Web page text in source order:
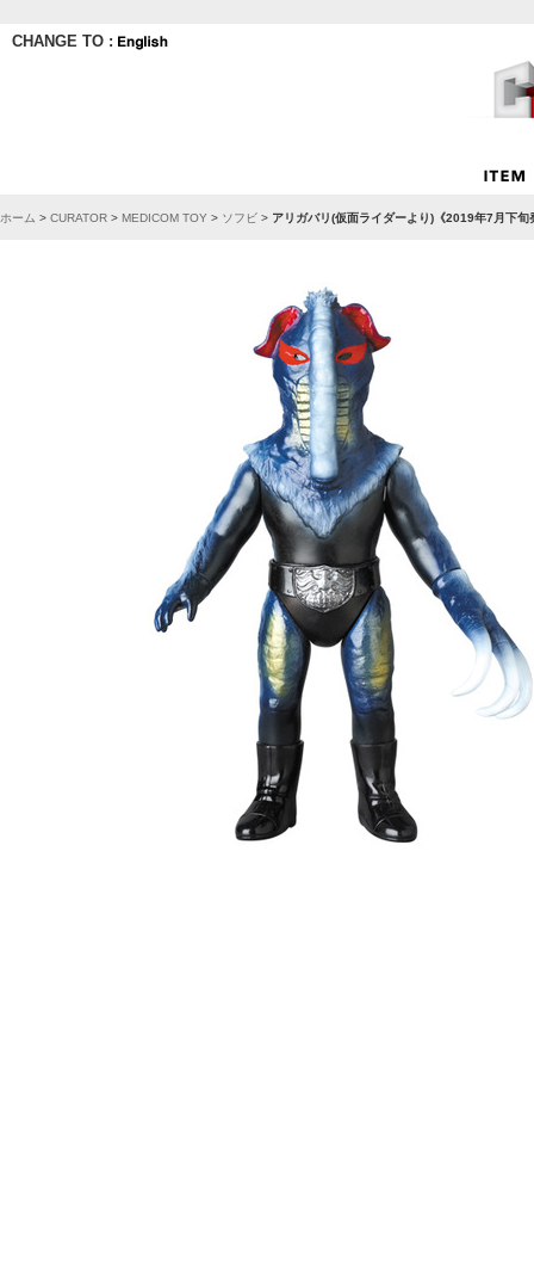
CHANGE TO :
ホーム > CURATOR > MEDICOM TOY > ソフビ > アリガバリ(仮面ライダーより)《2019年7月下旬